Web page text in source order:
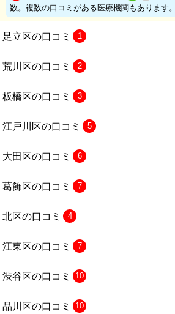
数。複数の口コミがある医療機関もあります。
足立区の口コミ 1
荒川区の口コミ 2
板橋区の口コミ 3
江戸川区の口コミ 5
大田区の口コミ 6
葛飾区の口コミ 7
北区の口コミ 4
江東区の口コミ 7
渋谷区の口コミ 10
品川区の口コミ 10